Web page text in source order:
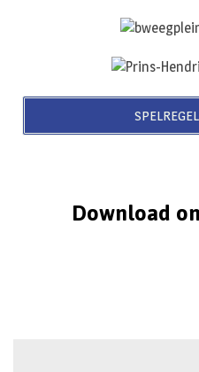
Download